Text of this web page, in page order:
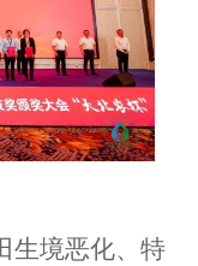
生境恶化、特